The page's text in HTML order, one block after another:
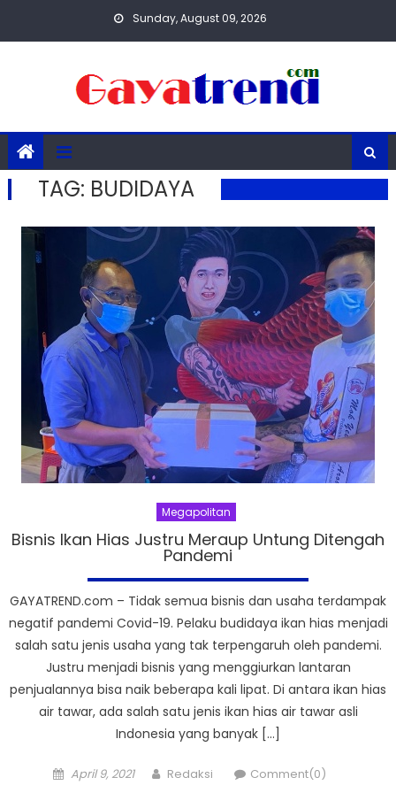
Sunday, August 09, 2026
TAG: BUDIDAYA
Megapolitan
Bisnis Ikan Hias Justru Meraup Untung Ditengah
Pandemi
GAYATREND.com – Tidak semua bisnis dan usaha terdampak
negatif pandemi Covid-19. Pelaku budidaya ikan hias menjadi
salah satu jenis usaha yang tak terpengaruh oleh pandemi.
Justru menjadi bisnis yang menggiurkan lantaran
penjualannya bisa naik beberapa kali lipat. Di antara ikan hias
air tawar, ada salah satu jenis ikan hias air tawar asli
Indonesia yang banyak […]
Posted
April 9, 2021 Author
Redaksi Comment(0)